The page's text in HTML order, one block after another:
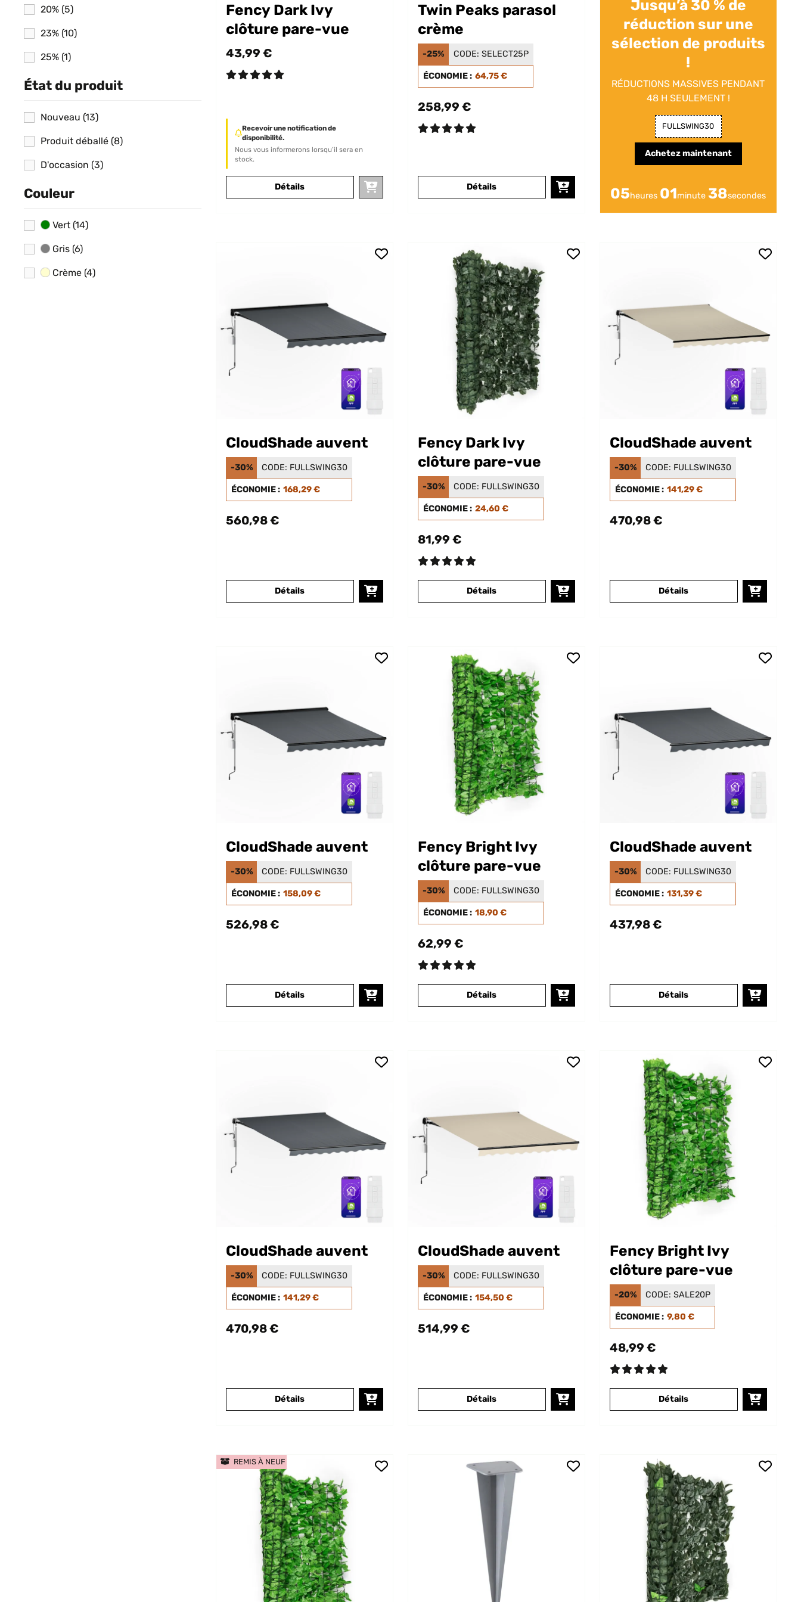
20% (5)
23% (10)
25% (1)
État du produit
Nouveau (13)
Produit déballé (8)
D'occasion (3)
Couleur
Vert (14)
Gris (6)
Crème (4)
Fency Dark Ivy
clôture pare-vue
43,99 €
Recevoir une notification de
disponibilité.
Nous vous informerons lorsqu’il sera en
stock.
Détails
Twin Peaks parasol
crème
-25% CODE: SELECT25P
ÉCONOMIE : 64,75 €
258,99 €
Détails
Jusqu’à 30 % de
réduction sur une
sélection de produits
!
RÉDUCTIONS MASSIVES PENDANT
48 H SEULEMENT !
FULLSWING30
Achetez maintenant
05heures 01minute 36secondes
CloudShade auvent
-30% CODE: FULLSWING30
ÉCONOMIE : 168,29 €
560,98 €
Détails
Fency Dark Ivy
clôture pare-vue
-30% CODE: FULLSWING30
ÉCONOMIE : 24,60 €
81,99 €
Détails
CloudShade auvent
-30% CODE: FULLSWING30
ÉCONOMIE : 141,29 €
470,98 €
Détails
CloudShade auvent
-30% CODE: FULLSWING30
ÉCONOMIE : 158,09 €
526,98 €
Détails
Fency Bright Ivy
clôture pare-vue
-30% CODE: FULLSWING30
ÉCONOMIE : 18,90 €
62,99 €
Détails
CloudShade auvent
-30% CODE: FULLSWING30
ÉCONOMIE : 131,39 €
437,98 €
Détails
CloudShade auvent
-30% CODE: FULLSWING30
ÉCONOMIE : 141,29 €
470,98 €
Détails
CloudShade auvent
-30% CODE: FULLSWING30
ÉCONOMIE : 154,50 €
514,99 €
Détails
Fency Bright Ivy
clôture pare-vue
-20% CODE: SALE20P
ÉCONOMIE : 9,80 €
48,99 €
Détails
REMIS À NEUF